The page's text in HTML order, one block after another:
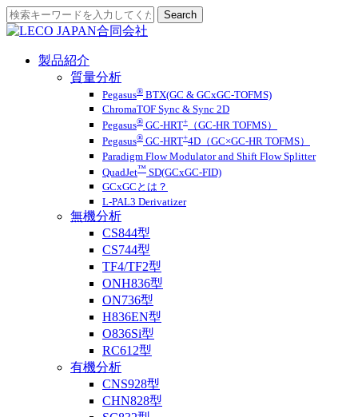
製品紹介
質量分析
Pegasus® BTX(GC & GCxGC-TOFMS)
ChromaTOF Sync & Sync 2D
Pegasus® GC-HRT+
（GC-HR TOFMS）
Pegasus® GC-HRT+4D（GC×GC-HR TOFMS）
Paradigm Flow Modulator and Shift Flow Splitter
QuadJet™ SD(GCxGC-FID)
GCxGCとは？
L-PAL3 Derivatizer
無機分析
CS844型
CS744型
TF4/TF2型
ONH836型
ON736型
H836EN型
O836Si型
RC612型
有機分析
CNS928型
CHN828型